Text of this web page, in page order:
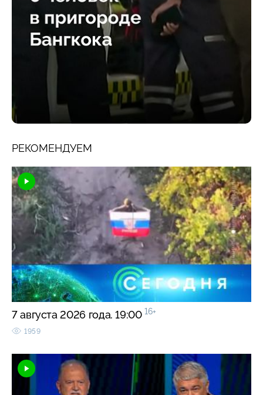
РЕКОМЕНДУЕМ
7 августа 2026 года. 19:00 16+
1959